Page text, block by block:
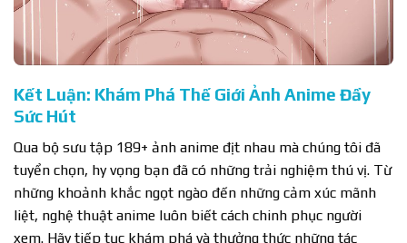
Kết Luận: Khám Phá Thế Giới Ảnh Anime Đầy
Sức Hút
Qua bộ sưu tập 189+ ảnh anime địt nhau mà chúng tôi đã
tuyển chọn, hy vọng bạn đã có những trải nghiệm thú vị. Từ
những khoảnh khắc ngọt ngào đến những cảm xúc mãnh
liệt, nghệ thuật anime luôn biết cách chinh phục người
xem. Hãy tiếp tục khám phá và thưởng thức những tác